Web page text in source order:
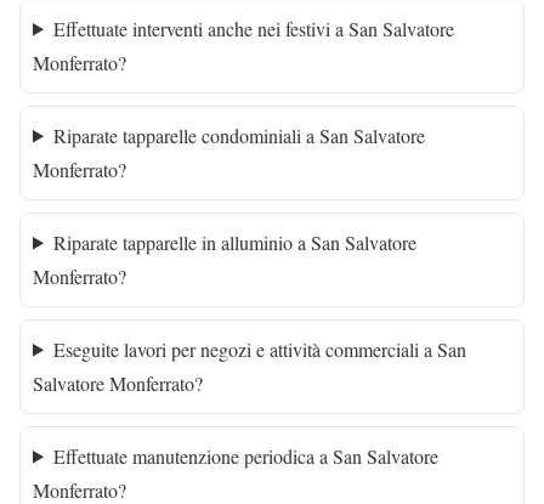
Effettuate interventi anche nei festivi a San Salvatore
Monferrato?
Riparate tapparelle condominiali a San Salvatore
Monferrato?
Riparate tapparelle in alluminio a San Salvatore
Monferrato?
Eseguite lavori per negozi e attività commerciali a San
Salvatore Monferrato?
Effettuate manutenzione periodica a San Salvatore
Monferrato?